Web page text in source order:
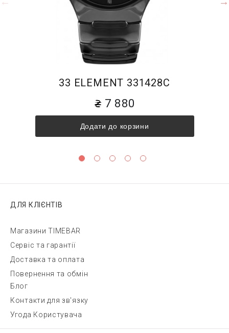
33 ELEMENT 331428C
7 880
Додати до корзини
ДЛЯ КЛІЄНТІВ
Магазини TIMEBAR
Сервіс та гарантії
Доставка та оплата
Повернення та обмін
Блог
Контакти для зв'язку
Угода Користувача